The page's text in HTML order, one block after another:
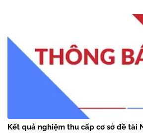
Kết quả nghiệm thu cấp cơ sở đề tài